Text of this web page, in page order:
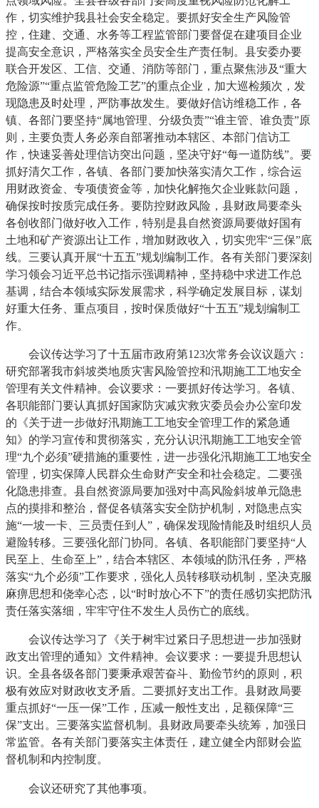
作，切实维护我县社会安全稳定。要抓好安全生产风险管
控，住建、交通、水务等工程监管部门要督促在建项目企业
提高安全意识，严格落实全员安全生产责任制。县安委办要
联合开发区、工信、交通、消防等部门，重点聚焦涉及“重大
危险源”“重点监管危险工艺”的重点企业，加大巡检频次，发
现隐患及时处理，严防事故发生。要做好信访维稳工作，各
镇、各部门要坚持“属地管理、分级负责”“谁主管、谁负责”原
则，主要负责人务必亲自部署推动本辖区、本部门信访工
作，快速妥善处理信访突出问题，坚决守好“每一道防线”。要
抓好清欠工作，各镇、各部门要加快落实清欠工作，综合运
用财政资金、专项债资金等，加快化解拖欠企业账款问题，
确保按时按质完成任务。要防控财政风险，县财政局要牵头
各创收部门做好收入工作，特别是县自然资源局要做好国有
土地和矿产资源出让工作，增加财政收入，切实兜牢“三保”底
线。三要认真开展“十五五”规划编制工作。各有关部门要深刻
学习领会习近平总书记指示强调精神，坚持稳中求进工作总
基调，结合本领域实际发展需求，科学确定发展目标，谋划
好重大任务、重点项目，按时保质做好“十五五”规划编制工
作。
会议传达学习了十五届市政府第123次常务会议议题六：
研究部署我市斜坡类地质灾害风险管控和汛期施工工地安全
管理有关文件精神。会议要求：一要抓好传达学习。各镇、
各职能部门要认真抓好国家防灾减灾救灾委员会办公室印发
的《关于进一步做好汛期施工工地安全管理工作的紧急通
知》的学习宣传和贯彻落实，充分认识汛期施工工地安全管
理“九个必须”硬措施的重要性，进一步强化汛期施工工地安全
管理，切实保障人民群众生命财产安全和社会稳定。二要强
化隐患排查。县自然资源局要加强对中高风险斜坡单元隐患
点的摸排和整治，督促各镇落实安全防护机制，对隐患点实
施“一坡一卡、三员责任到人”，确保发现险情能及时组织人员
避险转移。三要强化部门协同。各镇、各职能部门要坚持“人
民至上、生命至上”，结合本辖区、本领域的防汛任务，严格
落实“九个必须”工作要求，强化人员转移联动机制，坚决克服
麻痹思想和侥幸心态，以“时时放心不下”的责任感切实把防汛
责任落实落细，牢牢守住不发生人员伤亡的底线。
会议传达学习了《关于树牢过紧日子思想进一步加强财
政支出管理的通知》文件精神。会议要求：一要提升思想认
识。全县各级各部门要秉承艰苦奋斗、勤俭节约的原则，积
极有效应对财政收支矛盾。二要抓好支出工作。县财政局要
重点抓好“一压一保”工作，压减一般性支出，足额保障“三
保”支出。三要落实监督机制。县财政局要牵头统筹，加强日
常监管。各有关部门要落实主体责任，建立健全内部财会监
督机制和内控制度。
会议还研究了其他事项。